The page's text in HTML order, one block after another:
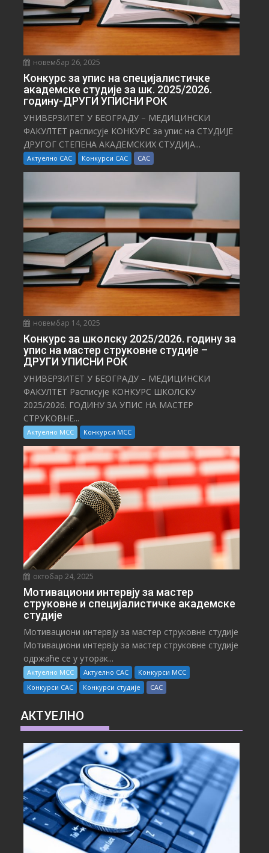
новембар 26, 2025
Конкурс за упис на специјалистичке
академске студије за шк. 2025/2026.
годину-ДРУГИ УПИСНИ РОК
УНИВЕРЗИТЕТ У БЕОГРАДУ – МЕДИЦИНСКИ
ФАКУЛТЕТ расписује КОНКУРС за упис на СТУДИЈЕ
ДРУГОГ СТЕПЕНА АКАДЕМСКИХ СТУДИЈА...
Актуелно САС Конкурси САС САС
новембар 14, 2025
Конкурс за школску 2025/⁠2026. годину за
упис на мастер струковне студије –
ДРУГИ УПИСНИ РОК
УНИВЕРЗИТЕТ У БЕОГРАДУ – МЕДИЦИНСКИ
ФАКУЛТЕТ Расписује КОНКУРС ШКОЛСКУ
2025/⁠2026. ГОДИНУ ЗА УПИС НА МАСТЕР
СТРУКОВНЕ...
Актуелно МСС Конкурси МСС
октобар 24, 2025
Мотивациони интервју за мастер
струковне и специјалистичке академске
студије
Мотивациони интервју за мастер струковне студије
Мотивациони интервју за мастер струковне студије
одржаће се у уторак...
Актуелно МСС Актуелно САС
Конкурси МСС
Конкурси САС
Конкурси студије САС
АКТУЕЛНО